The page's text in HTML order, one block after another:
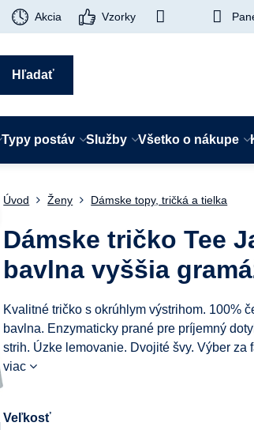
Akcia Vzorky
Hľadať
Typy postáv Služby Všetko o nákupe
Úvod Ženy Dámske topy, tričká a tielka
Dámske tričko Tee
bavlna vyššia
Kvalitné tričko s okrúhlym výstrihom. 100%
bavlna. Enzymaticky prané pre príjemný
strih. Úzke lemovanie. Dvojité švy. Výber
viac
Veľkosť